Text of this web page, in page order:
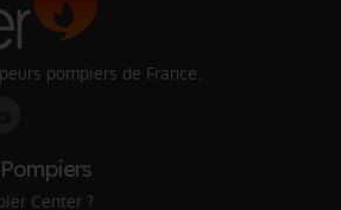
pompiers de France.
Center ?